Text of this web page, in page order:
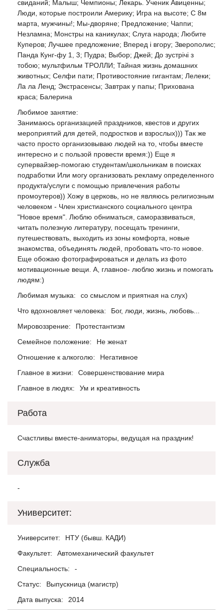
свиданий; Малыш; Чемпионы; Лекарь. Ученик Авиценны;
Люди, которые построили Америку; Игра на высоте; С 8м
марта, мужчины!; Мы-дворяне; Предложение; Чаппи;
Незламна; Монстры на каникулах; Слуга народа; Любите
Куперов; Лучшее предложение; Вперед і вгору; Зверополис;
Панда Кунг-фу 1, 3; Пудра; Выбор; Джей; До зустрічі з
тобою; мультфильм ТРОЛЛИ; Тайная жизнь домашних
животных; Селфи пати; Противостояние гигантам; Лелеки;
Ла ла Ленд; Экстрасенсы; Завтрак у папы; Прихована
краса; Балерина
Любимое занятие:
Занимаюсь организацией праздников, квестов и других
мероприятий для детей, подростков и взрослых))) Так же
часто просто организовываю людей на то, чтобы вместе
интересно и с пользой провести время:)) Еще я
супервайзер-помогаю студентам/школьникам в поисках
подработки Или могу организовать рекламу определенного
продукта/услуги с помощью привлечения работы
промоутеров)) Хожу в церковь, но не являюсь религиозным
человеком - Член христианского социального центра
"Новое время". Люблю обниматься, саморазвиваться,
читать полезную литературу, посещать тренинги,
путешествовать, выходить из зоны комфорта, новые
знакомства, объединять людей, пробовать что-то новое.
Еще обожаю фотографироваться и делать из фото
мотивационные вещи. А, главное- люблю жизнь и помогать
людям:)
Любимая музыка:
со смыслом и приятная на слух)
Что вдохновляет человека:
Бог, люди, жизнь, любовь...
Мировоззрение:
Протестантизм
Семейное положение:
Не женат
Отношение к алкоголю:
Негативное
Главное в жизни:
Совершенствование мира
Главное в людях:
Ум и креативность
Работа
Счастливы вместе-аниматоры, ведущая на праздник!
Служба
-
Университет:
Университет:
НТУ (бывш. КАДИ)
Факультет:
Автомеханический факультет
Специальность:
-
Статус:
Выпускница (магистр)
Дата выпуска:
2014